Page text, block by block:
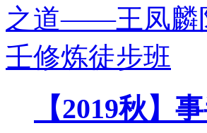
【2019秋】